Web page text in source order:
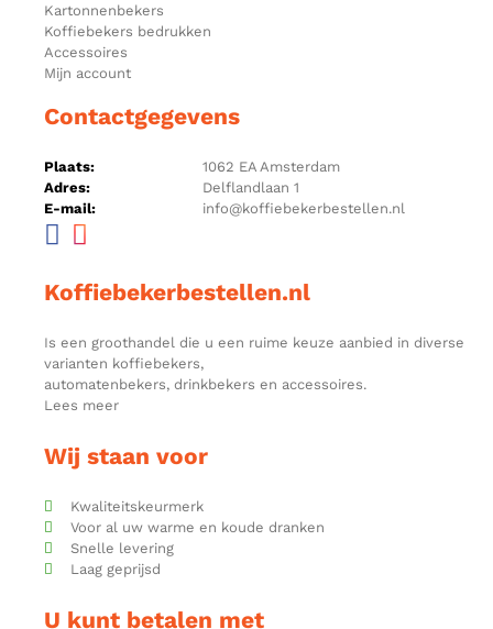
Kartonnenbekers
Koffiebekers bedrukken
Accessoires
Mijn account
Contactgegevens
Plaats:
1062 EA Amsterdam
Adres:
Delflandlaan 1
E-mail:
info@koffiebekerbestellen.nl
Koffiebekerbestellen.nl
Is een groothandel die u een ruime keuze aanbied in diverse
varianten koffiebekers,
automatenbekers, drinkbekers en accessoires.
Lees meer
Wij staan voor
Kwaliteitskeurmerk
Voor al uw warme en koude dranken
Snelle levering
Laag geprijsd
U kunt betalen met